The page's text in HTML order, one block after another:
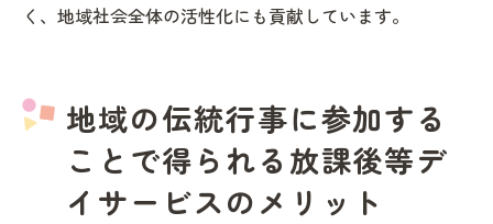
く、地域社会全体の活性化にも貢献しています。
地域の伝統行事に参加する
ことで得られる放課後等デ
イサービスのメリット